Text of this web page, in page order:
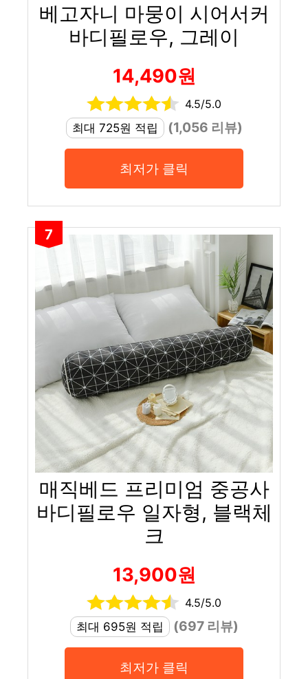
베고자니 마뭉이 시어서커
바디필로우, 그레이
14,490원
4.5/5.0
최대 725원 적립
(1,056 리뷰)
최저가 클릭
7
매직베드 프리미엄 중공사
바디필로우 일자형, 블랙체
크
13,900원
4.5/5.0
최대 695원 적립
(697 리뷰)
최저가 클릭